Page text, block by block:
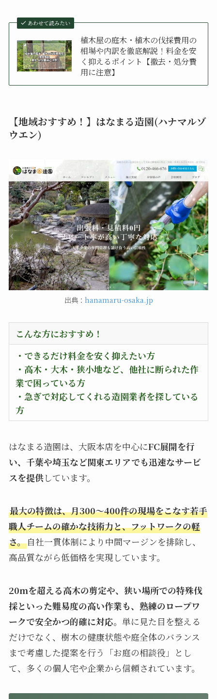
あわせて読みたい
植木屋の庭木・植木の伐採費用の
相場や内訳を徹底解説！料金を安
く抑えるポイント【撤去・処分費
用に注意】
【地域おすすめ！】はなまる造園(ハナマルゾ
ウエン)
出典： hanamaru-osaka.jp
こんな方におすすめ！
・できるだけ料金を安く抑えたい方
・高木・大木・狭小地など、他社に断られた作
業で困っている方
・急ぎで対応してくれる造園業者を探している
方
はなまる造園は、大阪本店を中心にFC展開を行
い、千葉や埼玉など関東エリアでも迅速なサービ
スを提供しています。
最大の特徴は、月300〜400件の現場をこなす若手
職人チームの確かな技術力と、フットワークの軽
さ。自社一貫体制により中間マージンを排除し、
高品質ながら低価格を実現しています。
20mを超える高木の剪定や、狭い場所での特殊伐
採といった難易度の高い作業も、熟練のロープワ
ークで安全かつ的確に対応。 単に見た目を整える
だけでなく、樹木の健康状態や庭全体のバランス
まで考慮した提案を行う「お庭の相談役」とし
て、多くの個人宅や企業から信頼されています。